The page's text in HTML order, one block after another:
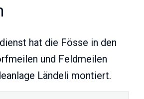
hat die Fösse in den
und Feldmeilen
Ländeli montiert.